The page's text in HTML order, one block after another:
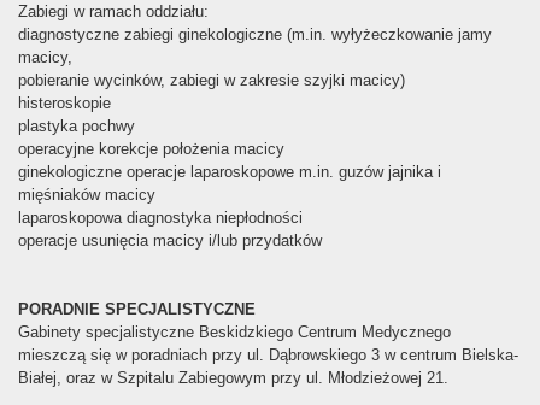
Zabiegi w ramach oddziału:
diagnostyczne zabiegi ginekologiczne (m.in. wyłyżeczkowanie jamy
macicy,
pobieranie wycinków, zabiegi w zakresie szyjki macicy)
histeroskopie
plastyka pochwy
operacyjne korekcje położenia macicy
ginekologiczne operacje laparoskopowe m.in. guzów jajnika i
mięśniaków macicy
laparoskopowa diagnostyka niepłodności
operacje usunięcia macicy i/lub przydatków
PORADNIE SPECJALISTYCZNE
Gabinety specjalistyczne Beskidzkiego Centrum Medycznego
mieszczą się w poradniach przy ul. Dąbrowskiego 3 w centrum Bielska-
Białej, oraz w Szpitalu Zabiegowym przy ul. Młodzieżowej 21.